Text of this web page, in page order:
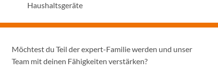
Haushaltsgeräte
Möchtest du Teil der expert-Familie werden und unser
Team mit deinen Fähigkeiten verstärken?